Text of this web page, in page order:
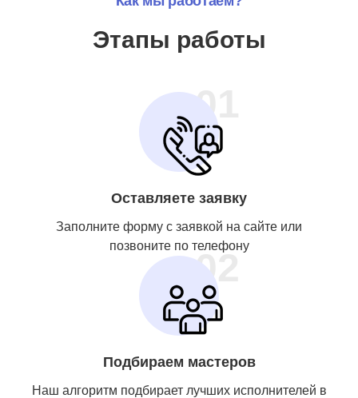
Этапы работы
01
Оставляете заявку
Заполните форму с заявкой на сайте или
позвоните по телефону
02
Подбираем мастеров
Наш алгоритм подбирает лучших исполнителей в